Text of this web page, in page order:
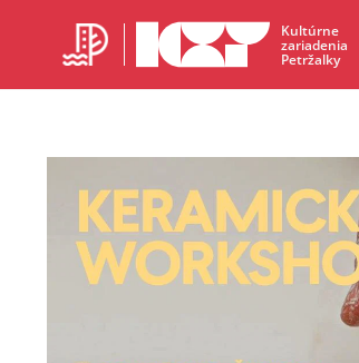
Kultúrne
zariadenia
Petržalky